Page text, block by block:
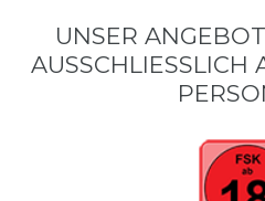
UNSER
AUSSCHLIESSLICH